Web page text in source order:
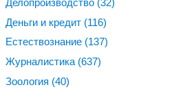
Делопроизводство (32)
Деньги и кредит (116)
Естествознание (137)
Журналистика (637)
Зоология (40)